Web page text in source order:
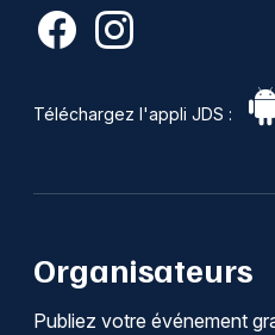
Téléchargez l'appli JDS :
Organisateurs
Publiez votre événement